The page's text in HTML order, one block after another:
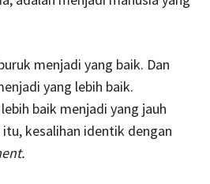
menjadi yang baik. Dan
yang lebih baik.
baik menjadi yang jauh
kesalihan identik dengan